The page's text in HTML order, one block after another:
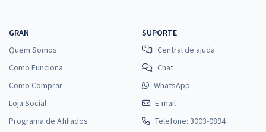
GRAN
Quem Somos
Como Funciona
Como Comprar
Loja Social
Programa de Afiliados
SUPORTE
Central de ajuda
Chat
WhatsApp
E-mail
Telefone: 3003-0894